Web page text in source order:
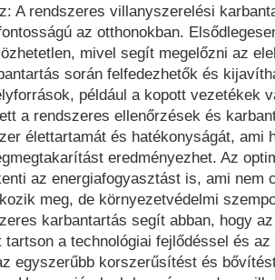
A rendszeres villanyszerelési
az otthonokban.
mivel segít megelőzni az
során felfedezhetők és
például a kopott vezetékek
a rendszeres ellenőrzések és
élettartamát és hatékonyságát, ami
eredményezhet. Az
az energiafogyasztást is, ami nem
meg, de környezetvédelmi
karbantartás segít abban, hogy
tartson a technológiai fejlődéssel és
egyszerűbb korszerűsítést és